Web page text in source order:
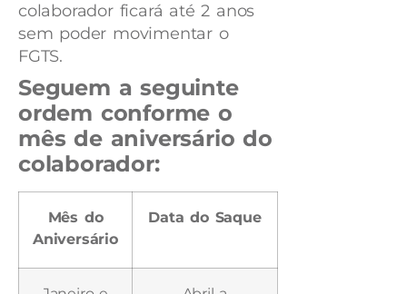
colaborador ficará até 2 anos
sem poder movimentar o
FGTS.
Seguem a seguinte
ordem conforme o
mês de aniversário do
colaborador:
Mês do
Aniversário
Data do Saque